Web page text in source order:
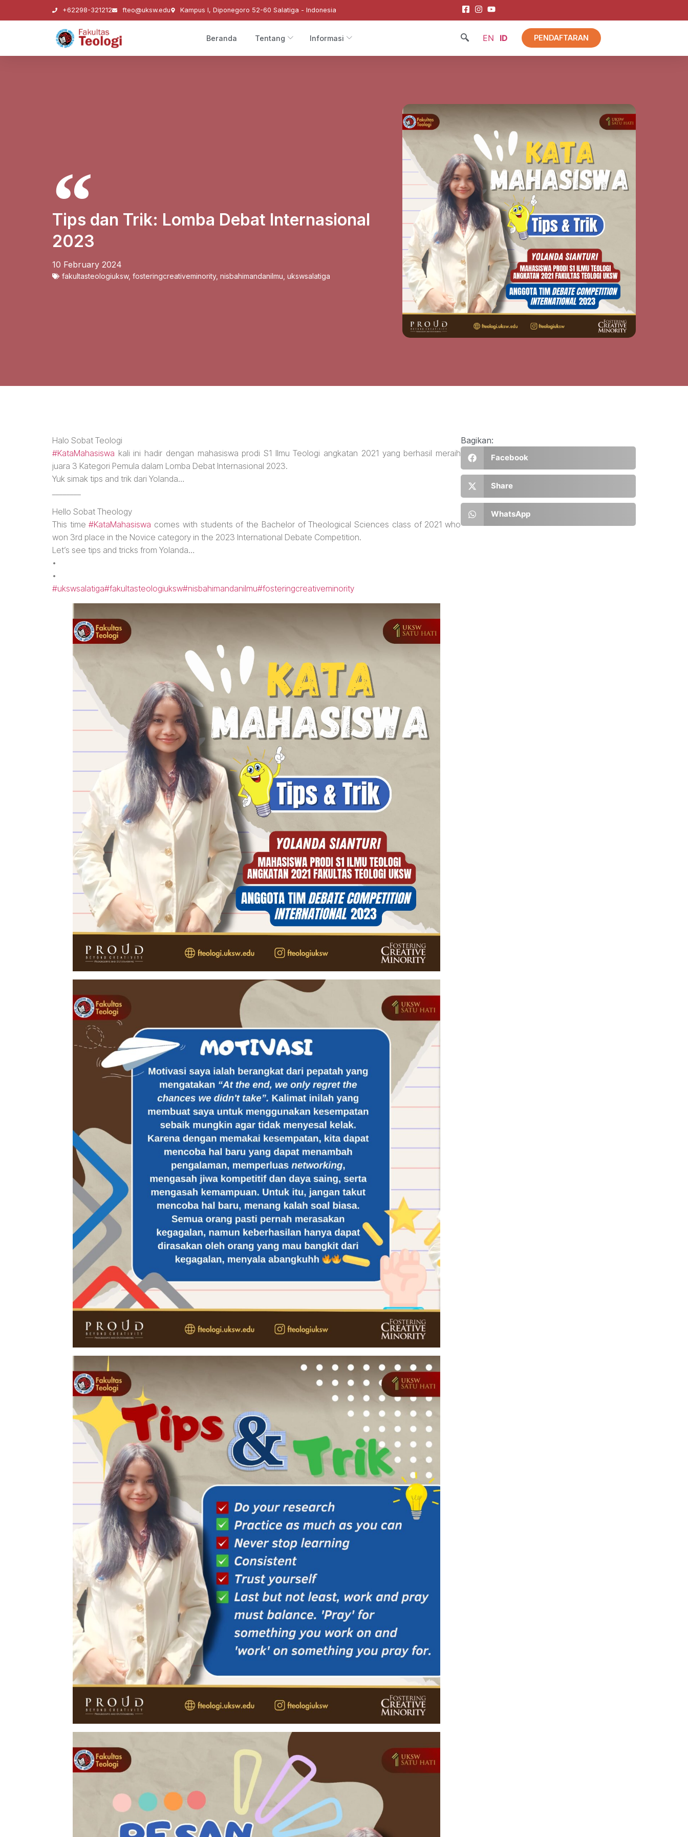
+62298-321212 fteo@uksw.edu Kampus I, Diponegoro 52-60 Salatiga - Indonesia
Beranda Tentang Informasi EN ID PENDAFTARAN
Tips dan Trik: Lomba Debat Internasional
2023
10 February 2024
fakultasteologiuksw, fosteringcreativeminority, nisbahimandanilmu ukswsalatiga
Halo Sobat Teologi
#KataMahasiswa kali ini hadir dengan mahasiswa prodi S1 Ilmu Teologi angkatan 2021 yang berhasil meraih
juara 3 Kategori Pemula dalam Lomba Debat Internasional 2023.
Yuk simak tips and trik dari Yolanda…
Hello Sobat Theology
This time#KataMahasiswa comes with students of the Bachelor of Theological Sciences class of 2021 who
won 3rd place in the Novice category in the 2023 International Debate Competition.
Let’s see tips and tricks from Yolanda…
•
•
#ukswsalatiga#fakultasteologiuksw#nisbahimandanilmu#fosteringcreativeminority
Bagikan:
Facebook
Share
WhatsApp